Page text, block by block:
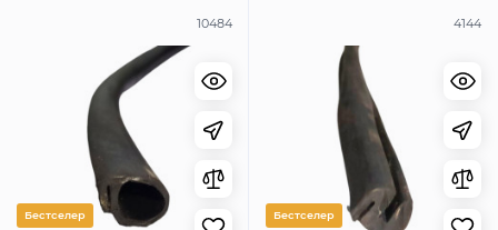
10484
Бестселер
4144
Бестселер